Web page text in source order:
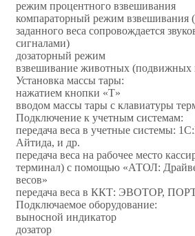
режим процентного взвешивания
компараторный режим взвешивания
заданного веса сопровождается
сигналами)
дозаторный режим
взвешивание животных (подвижных
Установка массы тары:
нажатием кнопки «T»
вводом массы тары с клавиатуры
Подключение к учетным системам:
передача веса в учетные системы:
Айтида, и др.
передача веса на рабочее место
терминал) с помощью «АТОЛ:
весов»
передача веса в ККТ: ЭВОТОР,
Подключаемое оборудование:
выносной индикатор
дозатор